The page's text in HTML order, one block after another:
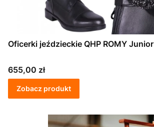
Oficerki jeździeckie QHP ROMY Junior
Cena
655,00 zł
Zobacz produkt